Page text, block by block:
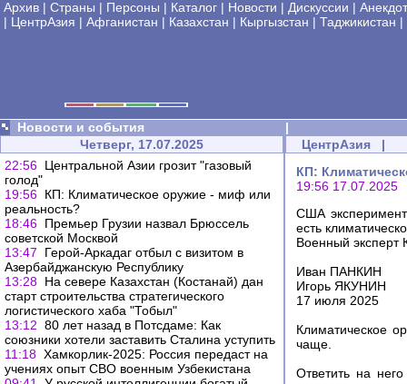
Архив | Страны | Персоны | Каталог | Новости | Дискуссии |
| ЦентрАзия | Афганистан | Казахстан | Кыргызстан | Таджикистан |
Новости и события
|
Четверг, 17.07.2025
22:56 Центральной Азии грозит "газовый
голод"
19:56 КП: Климатическое оружие - миф или
реальность?
18:46 Премьер Грузии назвал Брюссель
советской Москвой
13:47
Герой-Аркадаг отбыл с визитом в
Азербайджанскую Республику
13:28 На севере Казахстан (Костанай) дан
старт строительства стратегического
логистического хаба "Тобыл"
13:12 80 лет назад в Потсдаме: Как
союзники хотели заставить Сталина уступить
11:18 Хамкорлик-2025: Россия передаст на
учениях опыт СВО военным Узбекистана
ЦентрАзия |
КП:
19:56 17.07.2025
США
есть
Военный эксперт
Иван ПАНКИН
Игорь ЯКУНИН
17 июля 2025
Климатическое
чаще.
Ответить на